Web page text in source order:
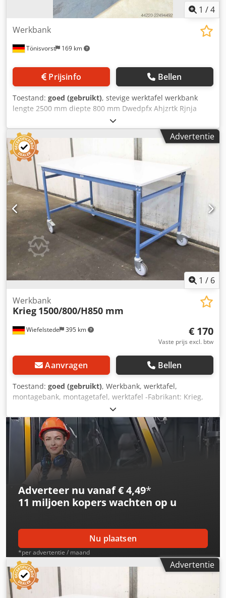
1 /4
Tönisvorst 169 km
Werkbank
Prijsinfo Bellen
Toestand: goed (gebruikt), stevige werktafel werkbank
lengte 2500 mm diepte 800 mm Dwedpfx Ahjzrtk Rjnja
hoogte 870 mm werkblad van 40 mm dik multiplex frame
van rechthoekige buis 80x40 mm
Advertentie
1 / 6
Wiefelstede 395 km
Werkbank
Krieg 1500/800/H850 mm
€ 170
Vaste prijs excl. btw
Aanvragen Bellen
Toestand: goed (gebruikt), Werkbank, werktafel,
montagebank, montagetafel, werktafel -Fabrikant: Krieg,
werkbank, massieve uitvoering, verrijdbaar -Breedte: 1500
mm -Diepte: 800 mm -Hoogte: 850 mm -Tafelblad: dikte 25
mm -Onderstel: 4 zwenkwielen, waarvan 2 met rem -
Aantal: 5 werkbanken beschikbaar -Prijs: per stuk -
Gewicht: 37 kg/st. Dwodpfxotff Agj Ahnoa
Adverteer nu vanaf € 4,49*
11 miljoen koperswachten op u
Nu plaatsen
*per advertentie / maand
Advertentie